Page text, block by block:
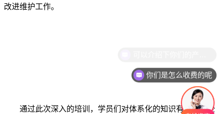
改进维护工作。
通过此次深入的培训，学员们对体系化的知识有了更加全
你们是怎么收费的呢